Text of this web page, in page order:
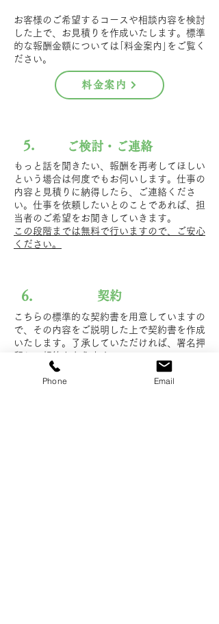
お客様のご希望するコースや相談内容を検討
した上で、お見積りを作成いたします。標準
的な報酬金額については｢料金案内｣をご覧く
ださい。
料金案内
5. ご検討・ご連絡
もっと話を聞きたい、報酬を再考してほしい
という場合は何度でもお伺いします。仕事の
内容と見積りに納得したら、ご連絡くださ
い。仕事を依頼したいとのことであれば、担
当者のご希望をお聞きしていきます。
この段階までは無料で行いますので、ご安心
ください。
6. 契約
こちらの標準的な契約書を用意していますの
で、その内容をご説明した上で契約書を作成
いたします。了承していただければ、署名押
Phone Email